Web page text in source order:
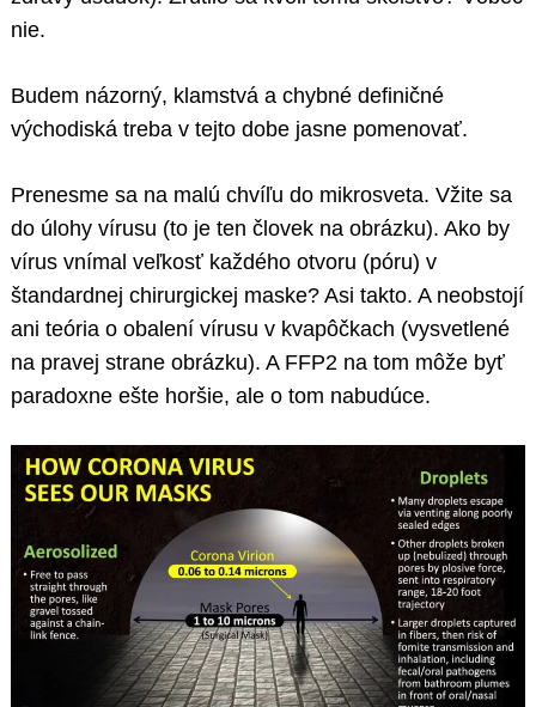
nie.
Budem názorný, klamstvá a chybné definičné
východiská treba v tejto dobe jasne pomenovať.
Prenesme sa na malú chvíľu do mikrosveta. Vžite sa
do úlohy vírusu (to je ten človek na obrázku). Ako by
vírus vnímal veľkosť každého otvoru (póru) v
štandardnej chirurgickej maske? Asi takto. A neobstojí
ani teória o obalení vírusu v kvapôčkach (vysvetlené
na pravej strane obrázku). A FFP2 na tom môže byť
paradoxne ešte horšie, ale o tom nabudúce.